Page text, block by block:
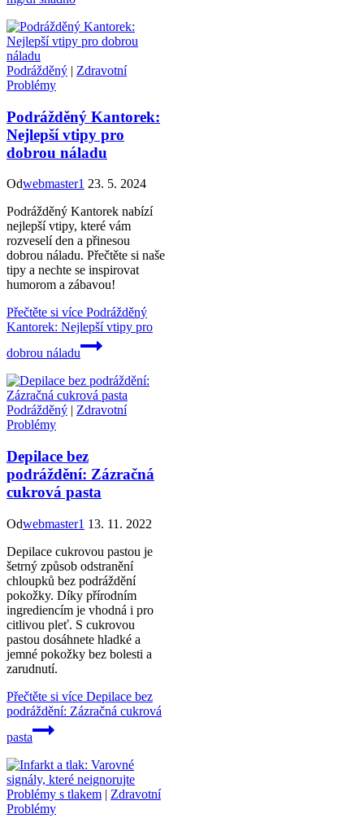
Podrážděný | Zdravotní
Problémy
Podrážděný Kantorek:
Nejlepší vtipy pro
dobrou náladu
Odwebmaster1 23. 5. 2024
Podrážděný Kantorek nabízí
nejlepší vtipy, které vám
rozveselí den a přinesou
dobrou náladu. Přečtěte si naše
tipy a nechte se inspirovat
humorom a zábavou!
Přečtěte si více Podrážděný
Kantorek: Nejlepší vtipy pro
dobrou náladu
Podrážděný | Zdravotní
Problémy
Depilace bez
podráždění: Zázračná
cukrová pasta
Odwebmaster1 13. 11. 2022
Depilace cukrovou pastou je
šetrný způsob odstranění
chloupků bez podráždění
pokožky. Díky přírodním
ingrediencím je vhodná i pro
citlivou pleť. S cukrovou
pastou dosáhnete hladké a
jemné pokožky bez bolesti a
zarudnutí.
Přečtěte si více Depilace bez
podráždění: Zázračná cukrová
pasta
Problémy s tlakem | Zdravotní
Problémy